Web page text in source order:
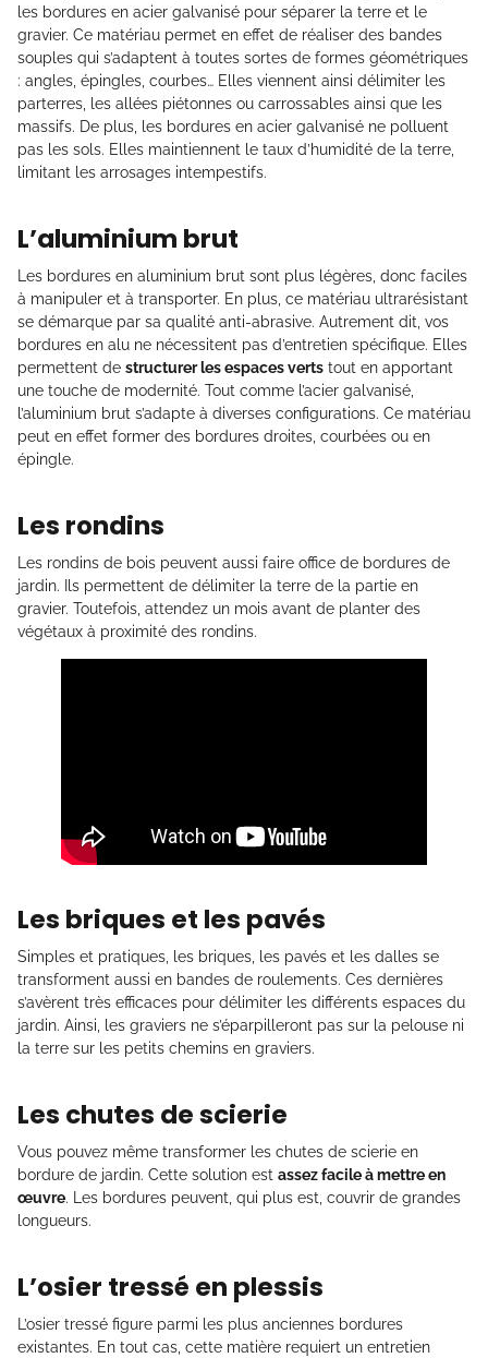
les bordures en acier galvanisé pour séparer la terre et le
gravier. Ce matériau permet en effet de réaliser des bandes
souples qui s’adaptent à toutes sortes de formes géométriques
: angles, épingles, courbes… Elles viennent ainsi délimiter les
parterres, les allées piétonnes ou carrossables ainsi que les
massifs. De plus, les bordures en acier galvanisé ne polluent
pas les sols. Elles maintiennent le taux d’humidité de la terre,
limitant les arrosages intempestifs.
L’aluminium brut
Les bordures en aluminium brut sont plus légères, donc faciles
à manipuler et à transporter. En plus, ce matériau ultrarésistant
se démarque par sa qualité anti-abrasive. Autrement dit, vos
bordures en alu ne nécessitent pas d’entretien spécifique. Elles
permettent de structurer les espaces verts tout en apportant
une touche de modernité. Tout comme l’acier galvanisé,
l’aluminium brut s’adapte à diverses configurations. Ce matériau
peut en effet former des bordures droites, courbées ou en
épingle.
Les rondins
Les rondins de bois peuvent aussi faire office de bordures de
jardin. Ils permettent de délimiter la terre de la partie en
gravier. Toutefois, attendez un mois avant de planter des
végétaux à proximité des rondins.
Les briques et les pavés
Simples et pratiques, les briques, les pavés et les dalles se
transforment aussi en bandes de roulements. Ces dernières
s’avèrent très efficaces pour délimiter les différents espaces du
jardin. Ainsi, les graviers ne s’éparpilleront pas sur la pelouse ni
la terre sur les petits chemins en graviers.
Les chutes de scierie
Vous pouvez même transformer les chutes de scierie en
bordure de jardin. Cette solution est assez facile à mettre en
œuvre. Les bordures peuvent, qui plus est, couvrir de grandes
longueurs.
L’osier tressé en plessis
L’osier tressé figure parmi les plus anciennes bordures
existantes. En tout cas, cette matière requiert un entretien